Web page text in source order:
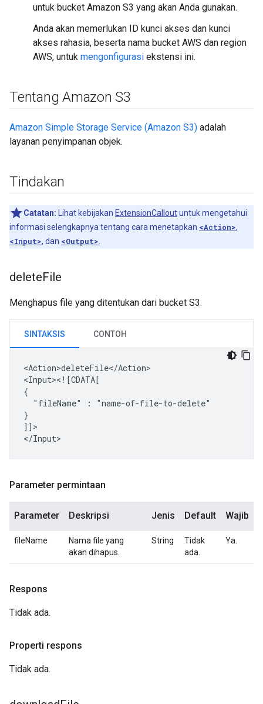
untuk bucket Amazon S3 yang akan Anda gunakan.
Anda akan memerlukan ID kunci akses dan kunci
akses rahasia, beserta nama bucket AWS dan region
AWS, untuk mengonfigurasi ekstensi ini.
Tentang Amazon S3
Amazon Simple Storage Service (Amazon S3) adalah
layanan penyimpanan objek.
Tindakan
Catatan: Lihat kebijakan ExtensionCalloutuntuk mengetahui
informasi selengkapnya tentang cara menetapkan <Action>,
<Input>, dan <Output>
deleteFile
Menghapus file yang ditentukan dari bucket S3.
SINTAKSIS CONTOH
<Action>deleteFile</Action>
<Input><![CDATA[
"fileName"
:
"name-of-file-to-delete"
}
]]>
Parameter permintaan
Parameter Deskripsi Jenis Default Wajib
fileName
Nama file yang
akan dihapus.
String
Tidak
ada.
Ya.
Respons
Tidak ada.
Properti respons
Tidak ada.